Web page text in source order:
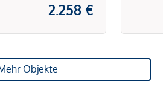
2.258 €
Objekte